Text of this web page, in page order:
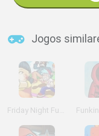
Jogos
Friday Night Funkin' Red Light Green Light